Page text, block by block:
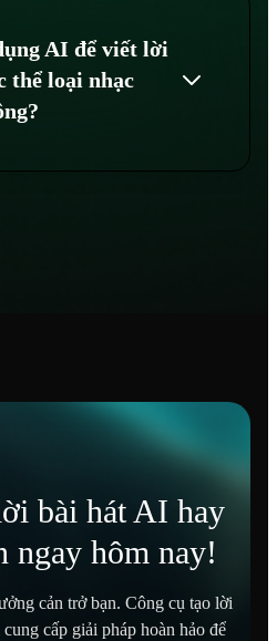
AI để viết lời
thể loại nhạc
bài hát AI hay
ngay hôm nay!
cản trở bạn. Công cụ tạo lời
cấp giải pháp hoàn hảo để